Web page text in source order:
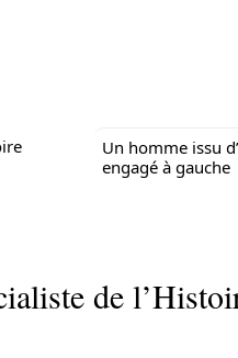
Un homme issu
engagé à gauche
de